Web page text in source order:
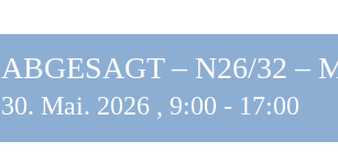
ABGESAGT – N26/32 –
30. Mai. 2026 , 9:00 - 17:00